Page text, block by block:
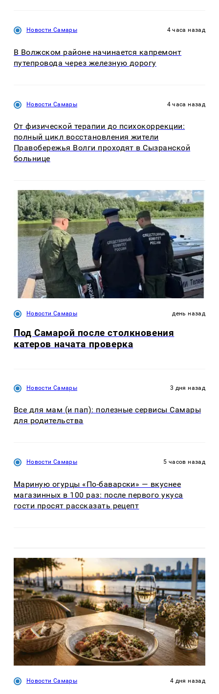
Новости Самары 4 часа назад
В Волжском районе начинается капремонт
путепровода через железную дорогу
Новости Самары 4 часа назад
От физической терапии до психокоррекции:
полный цикл восстановления жители
Правобережья Волги проходят в Сызранской
больнице
Новости Самары день назад
Под Самарой после столкновения
катеров начата проверка
Новости Самары 3 дня назад
Все для мам (и пап): полезные сервисы Самары
для родительства
Новости Самары 5 часов назад
Мариную огурцы «По-баварски» — вкуснее
магазинных в 100 раз: после первого укуса
гости просят рассказать рецепт
Новости Самары 4 дня назад